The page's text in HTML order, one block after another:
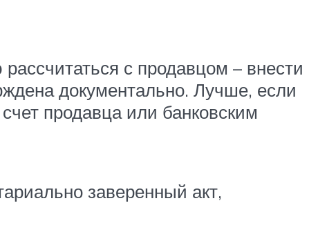
с продавцом – внести
документально. Лучше, если
продавца или банковским
заверенный акт,